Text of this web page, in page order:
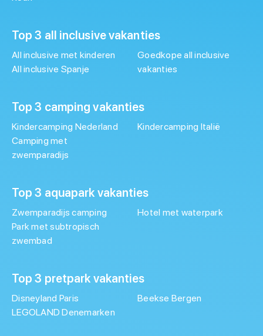
Top 3 all inclusive vakanties
All inclusive met kinderen
All inclusive Spanje
Goedkope all inclusive
vakanties
Top 3 camping vakanties
Kindercamping Nederland
Camping met
zwemparadijs
Kindercamping Italië
Top 3 aquapark vakanties
Zwemparadijs camping
Park met subtropisch
zwembad
Hotel met waterpark
Top 3 pretpark vakanties
Disneyland Paris
LEGOLAND Denemarken
Beekse Bergen